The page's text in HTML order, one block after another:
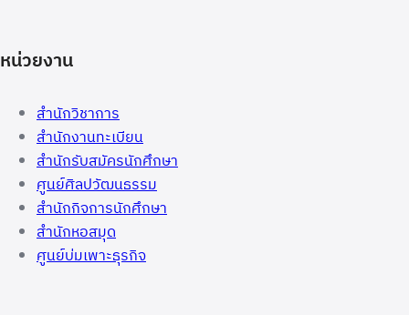
หน่วยงาน
สำนักวิชาการ
สำนักงานทะเบียน
สำนักรับสมัครนักศึกษา
ศูนย์ศิลปวัฒนธรรม
สำนักกิจการนักศึกษา
สำนักหอสมุด
ศูนย์บ่มเพาะธุรกิจ